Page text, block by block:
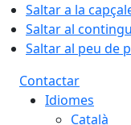
Saltar a la
Saltar al
Saltar al peu de
Contactar
Idiomes
Català